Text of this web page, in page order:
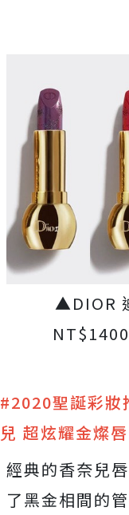
▲DIOR
#2020聖誕彩妝
兒 超炫耀金燦
經典的香奈兒
了黑金相間的